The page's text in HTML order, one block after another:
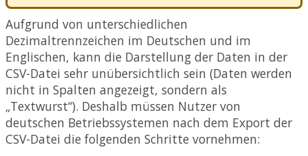
Aufgrund von unterschiedlichen
Dezimaltrennzeichen im Deutschen und im
Englischen, kann die Darstellung der Daten in der
CSV-Datei sehr unübersichtlich sein (Daten werden
nicht in Spalten angezeigt, sondern als
„Textwurst“). Deshalb müssen Nutzer von
deutschen Betriebssystemen nach dem Export der
CSV-Datei die folgenden Schritte vornehmen: